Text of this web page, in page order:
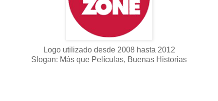
Logo utilizado desde 2008 hasta 2012
Slogan: Más que Películas, Buenas Historias